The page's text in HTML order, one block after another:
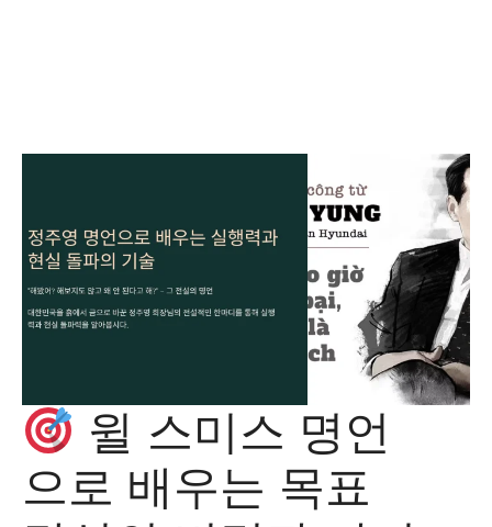
윌 스미스 명언
으로 배우는 목표